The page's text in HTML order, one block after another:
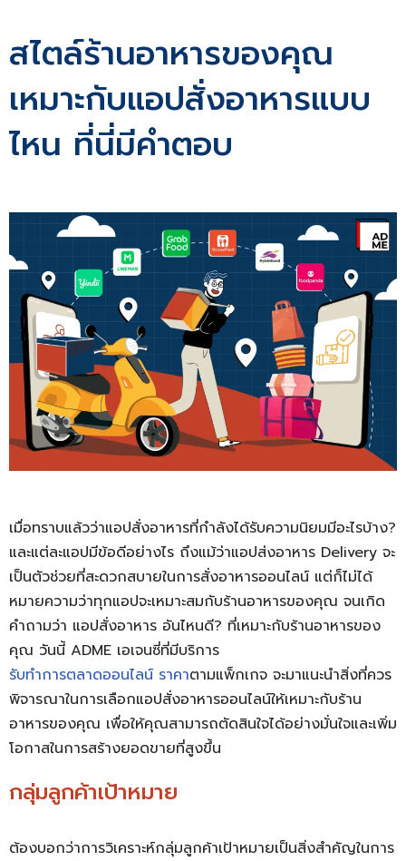
สไตล์ร้านอาหารของคุณ
เหมาะกับแอปสั่งอาหารแบบ
ไหน ที่นี่มีคำตอบ
เมื่อทราบแล้วว่าแอปสั่งอาหารที่กำลังได้รับความนิยมมีอะไรบ้าง?
และแต่ละแอปมีข้อดีอย่างไร ถึงแม้ว่าแอปส่งอาหาร Delivery จะ
เป็นตัวช่วยที่สะดวกสบายในการสั่งอาหารออนไลน์ แต่ก็ไม่ได้
หมายความว่าทุกแอปจะเหมาะสมกับร้านอาหารของคุณ จนเกิด
คำถามว่า แอปสั่งอาหาร อันไหนดี? ที่เหมาะกับร้านอาหารของ
คุณ วันนี้ ADME เอเจนซี่ที่มีบริการ
รับทำการตลาดออนไลน์ ราคาตามแพ็กเกจ จะมาแนะนำสิ่งที่ควร
พิจารณาในการเลือกแอปสั่งอาหารออนไลน์ให้เหมาะกับร้าน
อาหารของคุณ เพื่อให้คุณสามารถตัดสินใจได้อย่างมั่นใจและเพิ่ม
โอกาสในการสร้างยอดขายที่สูงขึ้น
กลุ่มลูกค้าเป้าหมาย
ต้องบอกว่าการวิเคราะห์กลุ่มลูกค้าเป้าหมายเป็นสิ่งสำคัญในการ